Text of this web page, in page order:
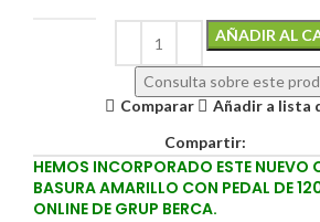
AÑADIR AL
Consulta sobre este
Comparar
Añadir a lista
Compartir:
HEMOS INCORPORADO ESTE NUEVO
BASURA AMARILLO CON PEDAL DE
ONLINE DE GRUP BERCA.